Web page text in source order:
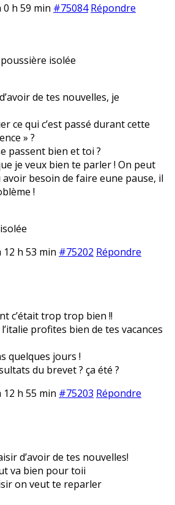
0 h 59 min #75084 Répondre
isolée
de tes nouvelles, je
ce qui c’est passé durant cette
» ?
passent bien et toi ?
je veux bien te parler ! On peut
besoin de faire eune pause, il
!
12 h 53 min #75202 Répondre
c’était trop trop bien !!
profites bien de tes vacances
quelques jours !
du brevet ? ça été ?
12 h 55 min #75203 Répondre
d’avoir de tes nouvelles!
va bien pour toii
on veut te reparler